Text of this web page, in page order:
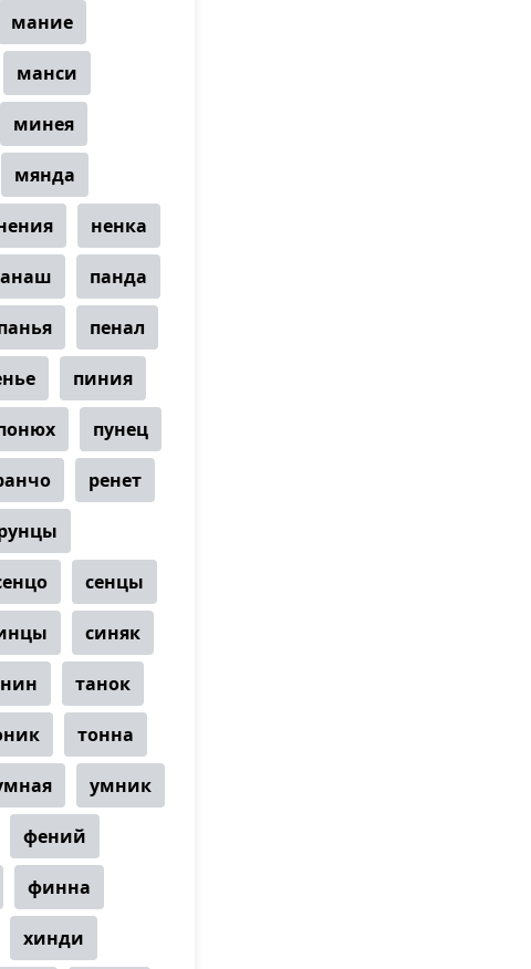
мание
манси
минея
мянда
ненка
панда
пенал
пиния
пунец
ренет
сенцы
синяк
танок
тонна
умник
фений
финна
хинди